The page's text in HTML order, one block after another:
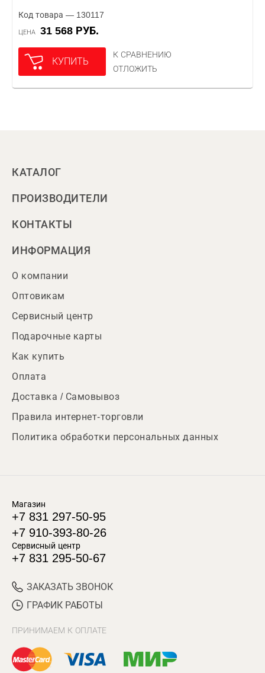
Код товара — 130117
ЦЕНА 31 568 РУБ.
КУПИТЬ
К СРАВНЕНИЮ
ОТЛОЖИТЬ
КАТАЛОГ
ПРОИЗВОДИТЕЛИ
КОНТАКТЫ
ИНФОРМАЦИЯ
О компании
Оптовикам
Сервисный центр
Подарочные карты
Как купить
Оплата
Доставка / Самовывоз
Правила интернет-торговли
Политика обработки персональных данных
Магазин
+7 831 297-50-95
+7 910-393-80-26
Сервисный центр
+7 831 295-50-67
ЗАКАЗАТЬ ЗВОНОК
ГРАФИК РАБОТЫ
ПРИНИМАЕМ К ОПЛАТЕ